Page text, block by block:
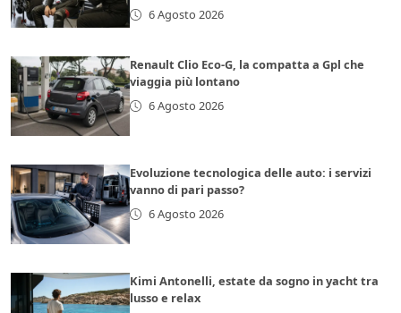
6 Agosto 2026
Renault Clio Eco-G, la compatta a Gpl che
viaggia più lontano
6 Agosto 2026
Evoluzione tecnologica delle auto: i servizi
vanno di pari passo?
6 Agosto 2026
Kimi Antonelli, estate da sogno in yacht tra
lusso e relax